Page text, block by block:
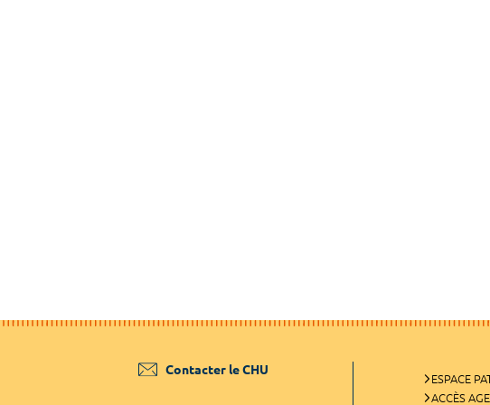
Contacter le CHU
ESPACE
ACCÈS